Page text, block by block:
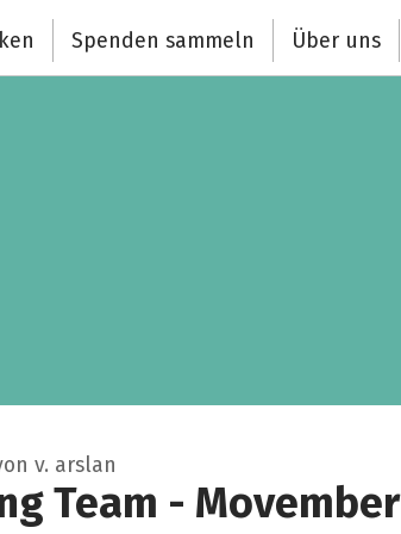
Spenden sammeln Über uns
v. arslan
Team - Movember